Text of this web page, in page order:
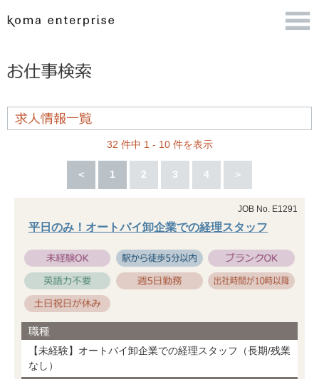
32 件中 1 - 10 件を表示
＜ 1 2 3 4 ＞
JOB No. E1291
平日のみ！オートバイ卸企業での経理スタッフ
職種
【未経験】オートバイ卸企業での経理スタッフ（長期/残業
なし）